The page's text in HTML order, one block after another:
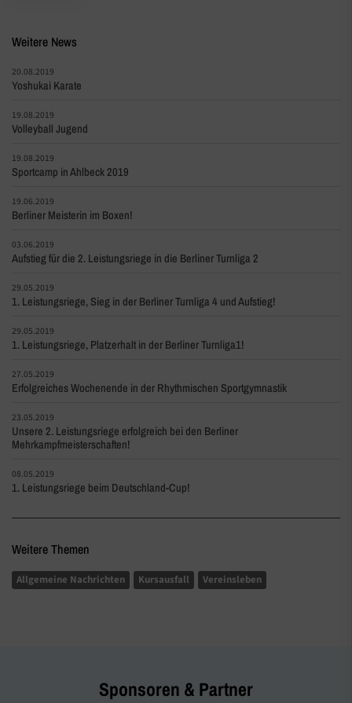
Weitere News
20.08.2019
Yoshukai Karate
19.08.2019
Volleyball Jugend
19.08.2019
Sportcamp in Ahlbeck 2019
19.06.2019
Berliner Meisterin im Boxen!
03.06.2019
Aufstieg für die 2. Leistungsriege in die Berliner Turnliga 2
29.05.2019
1. Leistungsriege, Sieg in der Berliner Turnliga 4 und Aufstieg!
29.05.2019
1. Leistungsriege, Platzerhalt in der Berliner Turnliga1!
27.05.2019
Erfolgreiches Wochenende in der Rhythmischen Sportgymnastik
23.05.2019
Unsere 2. Leistungsriege erfolgreich bei den Berliner
Mehrkampfmeisterschaften!
08.05.2019
1. Leistungsriege beim Deutschland-Cup!
Weitere Themen
Allgemeine Nachrichten Kursausfall Vereinsleben
Sponsoren & Partner